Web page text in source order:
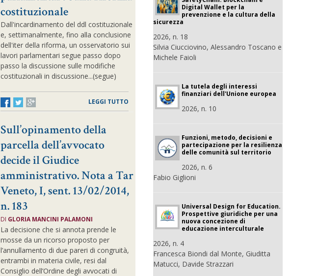
costituzionale
Dall'incardinamento del ddl costituzionale
e, settimanalmente, fino alla conclusione
dell'iter della riforma, un osservatorio sui
lavori parlamentari segue passo dopo
passo la discussione sulle modifiche
costituzionali in discussione...(segue)
LEGGI TUTTO
Sull’opinamento della
parcella dell’avvocato
decide il Giudice
amministrativo. Nota a Tar
Veneto, I, sent. 13/02/2014,
n. 183
DI GLORIA MANCINI PALAMONI
La decisione che si annota prende le
mosse da un ricorso proposto per
l’annullamento di due pareri di congruità,
entrambi in materia civile, resi dal
Consiglio dell’Ordine degli avvocati di
Digital Wallet per la
prevenzione e la cultura della
sicurezza
2026, n. 18
Silvia Ciucciovino, Alessandro Toscano e
Michele Faioli
La tutela degli interessi
finanziari dell'Unione europea
2026, n. 10
Funzioni, metodo, decisioni e
partecipazione per la resilienza
delle comunità sul territorio
2026, n. 6
Fabio Giglioni
Universal Design for Education.
Prospettive giuridiche per una
nuova concezione di
educazione interculturale
2026, n. 4
Francesca Biondi dal Monte, Giuditta
Matucci, Davide Strazzari